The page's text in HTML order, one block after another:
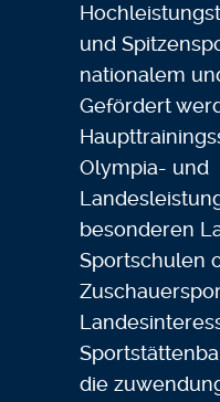
und
nationalem
Gefördert
Olympia- und
besonderen
Sportschulen
die